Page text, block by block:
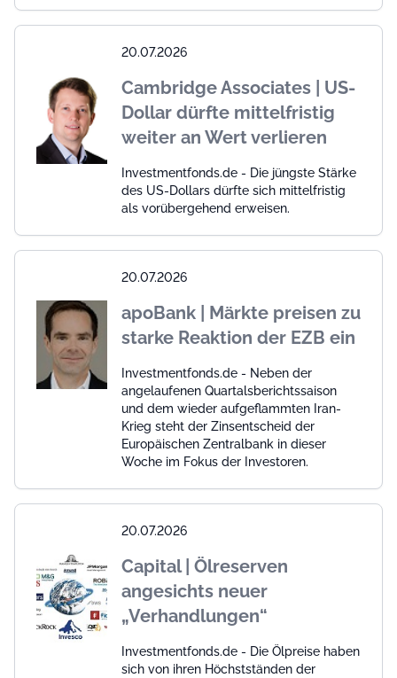
20.07.2026
Cambridge Associates | US-
Dollar dürfte mittelfristig
weiter an Wert verlieren
Investmentfonds.de - Die jüngste Stärke
des US-Dollars dürfte sich mittelfristig
als vorübergehend erweisen.
20.07.2026
apoBank | Märkte preisen zu
starke Reaktion der EZB ein
Investmentfonds.de - Neben der
angelaufenen Quartalsberichtssaison
und dem wieder aufgeflammten Iran-
Krieg steht der Zinsentscheid der
Europäischen Zentralbank in dieser
Woche im Fokus der Investoren.
20.07.2026
Capital | Ölreserven
angesichts neuer
„Verhandlungen“
Investmentfonds.de - Die Ölpreise haben
sich von ihren Höchstständen der